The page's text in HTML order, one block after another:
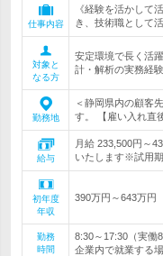
仕事内容
《経験を活かして
き、技術職として
対象と
なる方
安定環境で長く活
計・解析の実務経
勤務地
＜静岡県内の顧客
す。 【雇い入れ直
給与
月給 233,500円～
いたします※試用期
初年度
年収
390万円～643万円
勤務
時間
8:30～17:30（実
企業内で就業する